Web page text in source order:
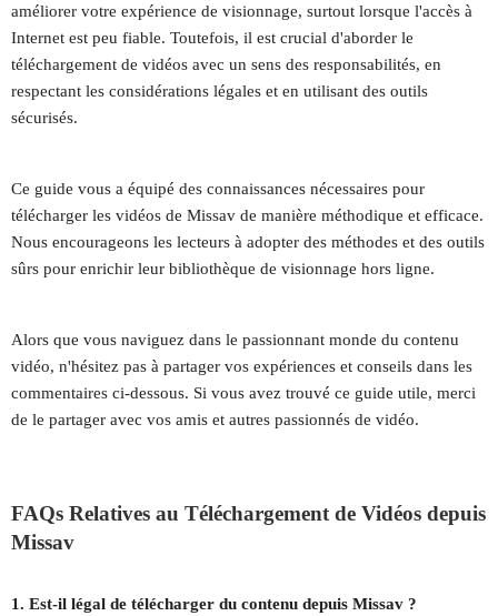
améliorer votre expérience de visionnage, surtout lorsque l'accès à
Internet est peu fiable. Toutefois, il est crucial d'aborder le
téléchargement de vidéos avec un sens des responsabilités, en
respectant les considérations légales et en utilisant des outils
sécurisés.
Ce guide vous a équipé des connaissances nécessaires pour
télécharger les vidéos de Missav de manière méthodique et efficace.
Nous encourageons les lecteurs à adopter des méthodes et des outils
sûrs pour enrichir leur bibliothèque de visionnage hors ligne.
Alors que vous naviguez dans le passionnant monde du contenu
vidéo, n'hésitez pas à partager vos expériences et conseils dans les
commentaires ci-dessous. Si vous avez trouvé ce guide utile, merci
de le partager avec vos amis et autres passionnés de vidéo.
FAQs Relatives au Téléchargement de Vidéos depuis
Missav
1. Est-il légal de télécharger du contenu depuis Missav ?